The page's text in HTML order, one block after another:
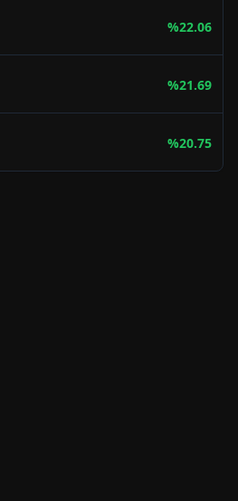
%22.06
%21.69
%20.75